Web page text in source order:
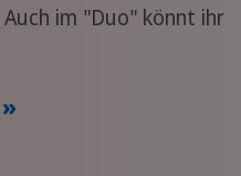
im "Duo" könnt ihr